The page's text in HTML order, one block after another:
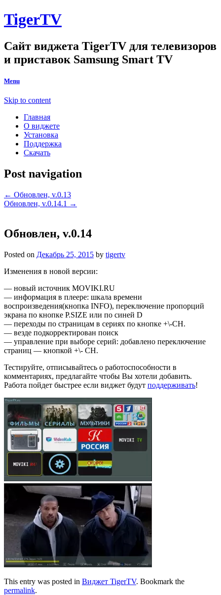
TigerTV
Сайт виджета TigerTV для телевизоров
и приставок Samsung Smart TV
Menu
Skip to content
Главная
О виджете
Установка
Поддержка
Скачать
Post navigation
← Обновлен, v.0.13
Обновлен, v.0.14.1 →
Обновлен, v.0.14
Posted on Декабрь 25, 2015 by tigertv
Изменения в новой версии:
— новый источник MOVIKI.RU
— информация в плеере: шкала времени
воспроизведения(кнопкa INFO), переключение пропорций
экрана по кнопке P.SIZE или по синей D
— переходы по страницам в сериях по кнопке +\-CH.
— везде подкорректирован поиск
— управление при выборе серий: добавлено переключение
страниц — кнопкой +\- СН.
Тестируйте, отписывайтесь о работоспособности в
комментариях, предлагайте чтобы Вы хотели добавить.
Работа пойдет быстрее если виджет будут поддерживать!
This entry was posted in Виджет TigerTV. Bookmark the
permalink.